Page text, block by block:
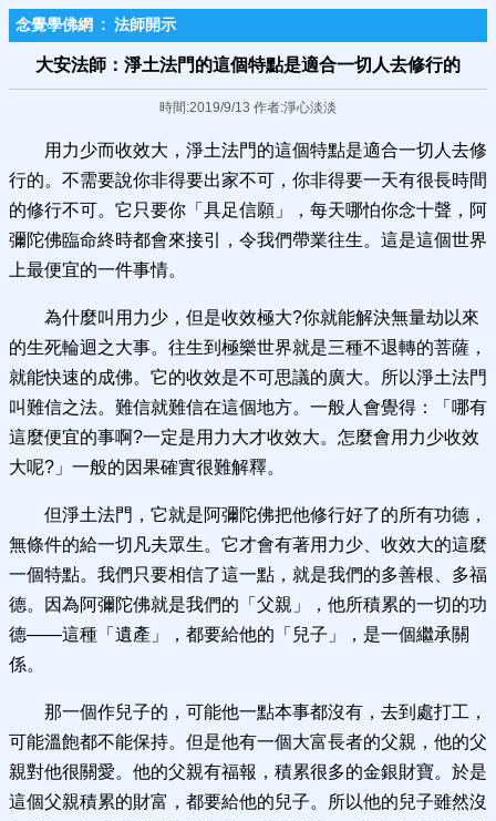
念覺學佛網 : 法師開示
大安法師：淨土法門的這個特點是適合一切人去修行的
時間:2019/9/13 作者:淨心淡淡
用力少而收效大，淨土法門的這個特點是適合一切人去修
行的。不需要說你非得要出家不可，你非得要一天有很長時間
的修行不可。它只要你「具足信願」，每天哪怕你念十聲，阿
彌陀佛臨命終時都會來接引，令我們帶業往生。這是這個世界
上最便宜的一件事情。
為什麼叫用力少，但是收效極大?你就能解決無量劫以來
的生死輪迴之大事。往生到極樂世界就是三種不退轉的菩薩，
就能快速的成佛。它的收效是不可思議的廣大。所以淨土法門
叫難信之法。難信就難信在這個地方。一般人會覺得：「哪有
這麼便宜的事啊?一定是用力大才收效大。怎麼會用力少收效
大呢?」一般的因果確實很難解釋。
但淨土法門，它就是阿彌陀佛把他修行好了的所有功德，
無條件的給一切凡夫眾生。它才會有著用力少、收效大的這麼
一個特點。我們只要相信了這一點，就是我們的多善根、多福
德。因為阿彌陀佛就是我們的「父親」，他所積累的一切的功
德——這種「遺產」，都要給他的「兒子」，是一個繼承關
係。
那一個作兒子的，可能他一點本事都沒有，去到處打工，
可能溫飽都不能保持。但是他有一個大富長者的父親，他的父
親對他很關愛。他的父親有福報，積累很多的金銀財寶。於是
這個父親積累的財富，都要給他的兒子。所以他的兒子雖然沒